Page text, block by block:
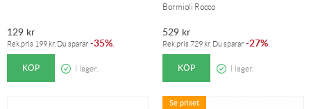
129 kr
Rek.pris 199 kr. Du sparar -35%.
KÖP I lager.
Bormioli Rocco
529 kr
Rek.pris 729 kr. Du sparar -27%.
KÖP I lager.
Se priset